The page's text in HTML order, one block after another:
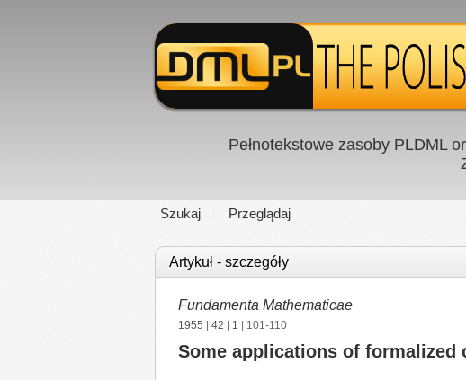
Pełnotekstowe zasoby PLDML
Szukaj Przeglądaj
Artykuł - szczegóły
Fundamenta Mathematicae
1955 42 1 | 101-110
Some applications of formalized